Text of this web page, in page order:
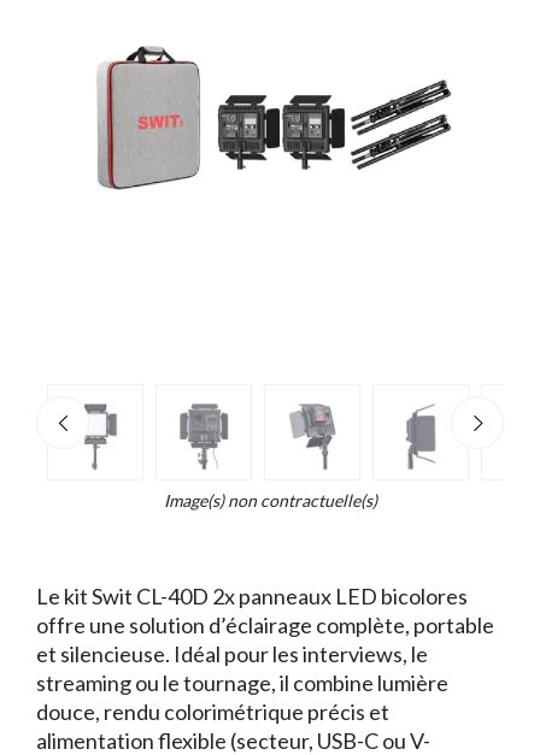
Image(s) non contractuelle(s)
Le kit Swit CL-40D 2x panneaux LED bicolores
offre une solution d’éclairage complète, portable
et silencieuse. Idéal pour les interviews, le
streaming ou le tournage, il combine lumière
douce, rendu colorimétrique précis et
alimentation flexible (secteur, USB-C ou V-